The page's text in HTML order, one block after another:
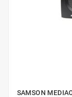
SAMSON